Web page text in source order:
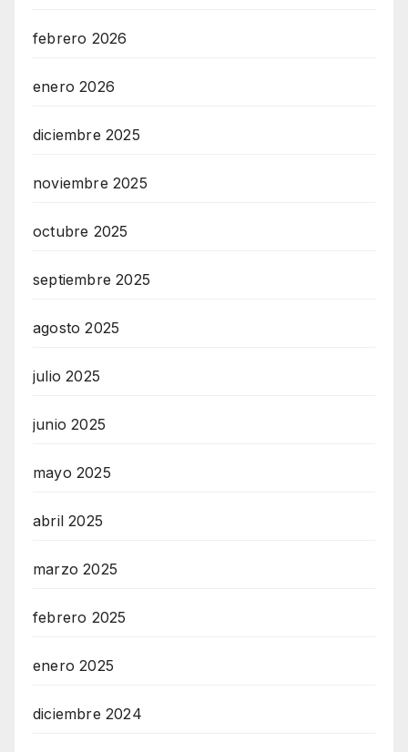
febrero 2026
enero 2026
diciembre 2025
noviembre 2025
octubre 2025
septiembre 2025
agosto 2025
julio 2025
junio 2025
mayo 2025
abril 2025
marzo 2025
febrero 2025
enero 2025
diciembre 2024